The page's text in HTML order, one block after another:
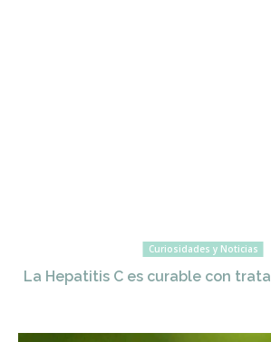
Curiosidades y Noticias
La Hepatitis C es curable con